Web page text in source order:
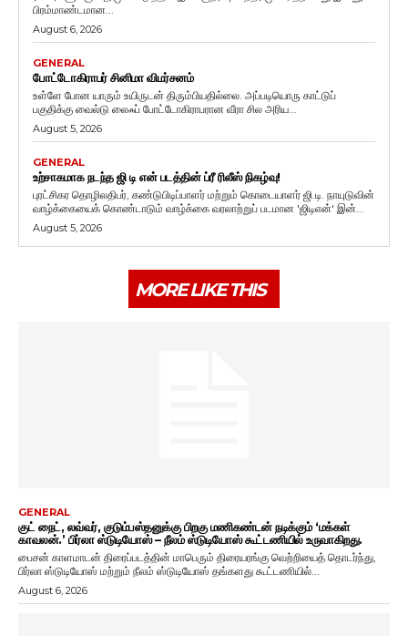
பிரம்மாண்டமான...
August 6, 2026
GENERAL
போட்டோகிராபர் சினிமா விமர்சனம்
உள்ளே போன யாரும் உயிருடன் திரும்பியதில்லை. அப்படியொரு காட்டுப்
பகுதிக்கு வைல்டு லைஃப் போட்டோகிராபரான வீரா சில அரிய...
August 5, 2026
GENERAL
உற்சாகமாக நடந்த ஜி டி என் படத்தின் ப்ரீ ரிலீஸ் நிகழ்வு!
புரட்சிகர தொழிலதிபர், கண்டுபிடிப்பாளர் மற்றும் கொடையாளர் ஜி.டி. நாயுடுவின்
வாழ்க்கையைக் கொண்டாடும் வாழ்க்கை வரலாற்றுப் படமான 'ஜிடிஎன்' இன்...
August 5, 2026
MORE LIKE THIS
GENERAL
குட் நைட், லவ்வர், குடும்பஸ்தனுக்கு பிறகு மணிகண்டன் நடிக்கும் ‘மக்கள்
காவலன்.’ பிர்லா ஸ்டுடியோஸ் – நீலம் ஸ்டுடியோஸ் கூட்டணியில் உருவாகிறது.
பைசன் காளமாடன் திரைப்படத்தின் மாபெரும் திரையரங்கு வெற்றியைத் தொடர்ந்து,
பிர்லா ஸ்டுடியோஸ் மற்றும் நீலம் ஸ்டுடியோஸ் தங்களது கூட்டணியில்...
August 6, 2026